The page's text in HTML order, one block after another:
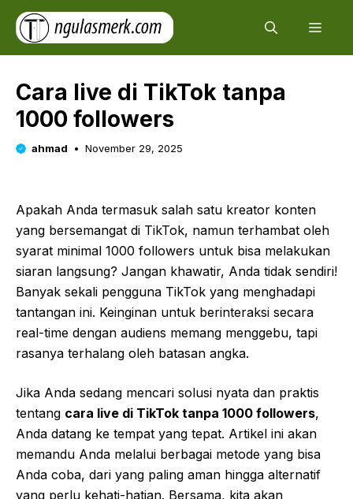
Skip
content
Cara live di TikTok tanpa
1000 followers
ahmad November 29, 2025
Apakah Anda termasuk salah satu kreator konten
yang bersemangat di TikTok, namun terhambat oleh
syarat minimal 1000 followers untuk bisa melakukan
siaran langsung? Jangan khawatir, Anda tidak sendiri!
Banyak sekali pengguna TikTok yang menghadapi
tantangan ini. Keinginan untuk berinteraksi secara
real-time dengan audiens memang menggebu, tapi
rasanya terhalang oleh batasan angka.
Jika Anda sedang mencari solusi nyata dan praktis
tentang cara live di TikTok tanpa 1000 followers,
Anda datang ke tempat yang tepat. Artikel ini akan
memandu Anda melalui berbagai metode yang bisa
Anda coba, dari yang paling aman hingga alternatif
yang perlu kehati-hatian. Bersama, kita akan